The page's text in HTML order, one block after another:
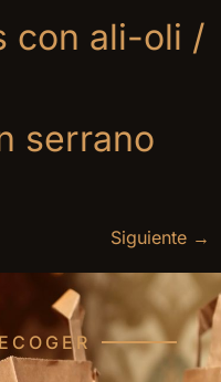
con ali-oli /
serrano
Siguiente →